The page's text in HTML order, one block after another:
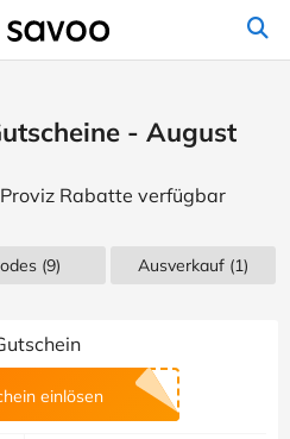
- August
Rabatte verfügbar
(9) Ausverkauf (1)
einlösen